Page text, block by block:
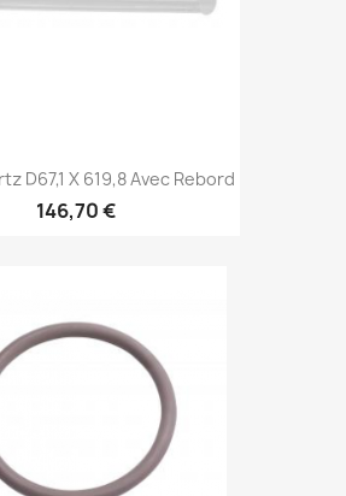
D67,1 X 619,8 Avec Rebord
146,70 €